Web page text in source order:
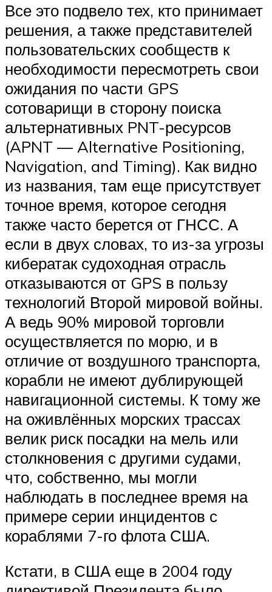
Все это подвело тех, кто принимает
решения, а также представителей
пользовательских сообществ к
необходимости пересмотреть свои
ожидания по части GPS
сотоварищи в сторону поиска
альтернативных PNT-ресурсов
(APNT — Alternative Positioning,
Navigation, and Timing). Как видно
из названия, там еще присутствует
точное время, которое сегодня
также часто берется от ГНСС. А
если в двух словах, то из-за угрозы
кибератак судоходная отрасль
отказываются от GPS в пользу
технологий Второй мировой войны.
А ведь 90% мировой торговли
осуществляется по морю, и в
отличие от воздушного транспорта,
корабли не имеют дублирующей
навигационной системы. К тому же
на оживлённых морских трассах
велик риск посадки на мель или
столкновения с другими судами,
что, собственно, мы могли
наблюдать в последнее время на
примере серии инцидентов с
кораблями 7-го флота США.
Кстати, в США еще в 2004 году